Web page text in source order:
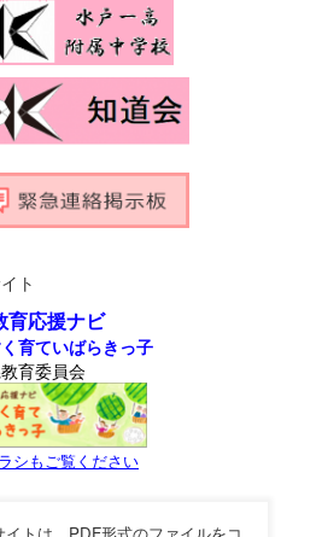
ト
育応援ナビ
育ていばらきっ子
育委員会
シもご覧ください